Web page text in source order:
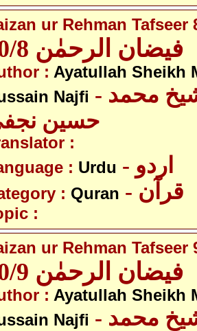
ur Rehman Tafseer
فیضان الرحمٰن 10/8
: Ayatullah Sheikh
Najfi - آیت اللہ شیخ محمد
حسین
:
: Urdu - اردو
: Quran - قرآن
:
ur Rehman Tafseer
فیضان الرحمٰن 10/9
: Ayatullah Sheikh
Najfi - آیت اللہ شیخ محمد